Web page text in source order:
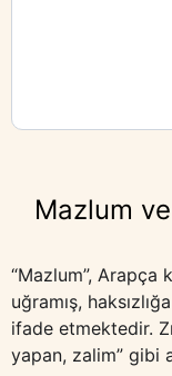
Mazlum
“Mazlum”, Arapça
uğramış,
ifade etmektedir.
yapan, zalim” gibi